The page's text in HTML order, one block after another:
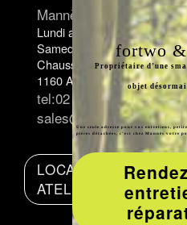
fortwo
Propriétaire d’une
objet
Une seule adresse pour vos entretiens,
pièces détachées, c’est chez Mannès votre
Mannès Showroom
Lundi au Vendredi 8:30-
Samedi 10:30-17:00
Chaussée de Wavre 2245a
1160 Auderghem
tel:02 658 21 41
sales@mannes.be
LOCALISATION
ATELIER